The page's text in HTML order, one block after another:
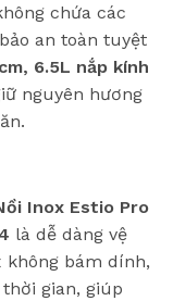
chứa các
an toàn tuyệt
6.5L nắp kính
nguyên hương
Inox Estio Pro
là dễ dàng vệ
không bám dính,
gian, giúp